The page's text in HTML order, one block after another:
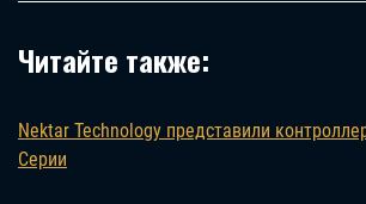
Читайте также:
Nektar Technology представили
Серии